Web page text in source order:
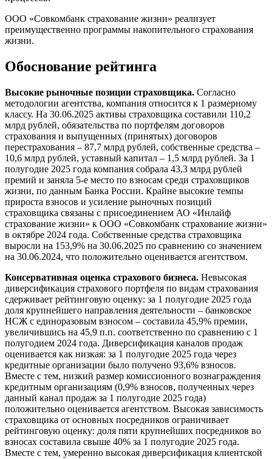
ООО «Совкомбанк страхование жизни» реализует
преимущественно программы накопительного страхования
жизни.
Обоснование рейтинга
Высокие рыночные позиции страховщика. Согласно
методологии агентства, компания относится к 1 размерному
классу. На 30.06.2025 активы страховщика составили 110,2
млрд рублей, обязательства по портфелям договоров
страхования и выпущенных (принятых) договоров
перестрахования – 87,7 млрд рублей, собственные средства –
10,6 млрд рублей, уставный капитал – 1,5 млрд рублей. За 1
полугодие 2025 года компания собрала 43,3 млрд рублей
премий и заняла 5-е место по взносам среди страховщиков
жизни, по данным Банка России. Крайне высокие темпы
прироста взносов и усиление рыночных позиций
страховщика связаны с присоединением АО «Инлайф
страхование жизни» к ООО «Совкомбанк страхование жизни»
в октябре 2024 года. Собственные средства страховщика
выросли на 153,9% на 30.06.2025 по сравнению со значением
на 30.06.2024, что положительно оценивается агентством.
Консервативная оценка страхового бизнеса. Невысокая
диверсификация страхового портфеля по видам страхования
сдерживает рейтинговую оценку: за 1 полугодие 2025 года
доля крупнейшего направления деятельности – банковское
НСЖ с единоразовым взносом – составила 45,9% премии,
увеличившись на 45,9 п.п. соответственно по сравнению с 1
полугодием 2024 года. Диверсификация каналов продаж
оценивается как низкая: за 1 полугодие 2025 года через
кредитные организации было получено 93,6% взносов.
Вместе с тем, низкий размер комиссионного вознаграждения
кредитным организациям (0,9% взносов, полученных через
данный канал продаж за 1 полугодие 2025 года)
положительно оценивается агентством. Высокая зависимость
страховщика от основных посредников ограничивает
рейтинговую оценку: доля пяти крупнейших посредников во
взносах составила свыше 40% за 1 полугодие 2025 года.
Вместе с тем, умеренно высокая диверсификация клиентской